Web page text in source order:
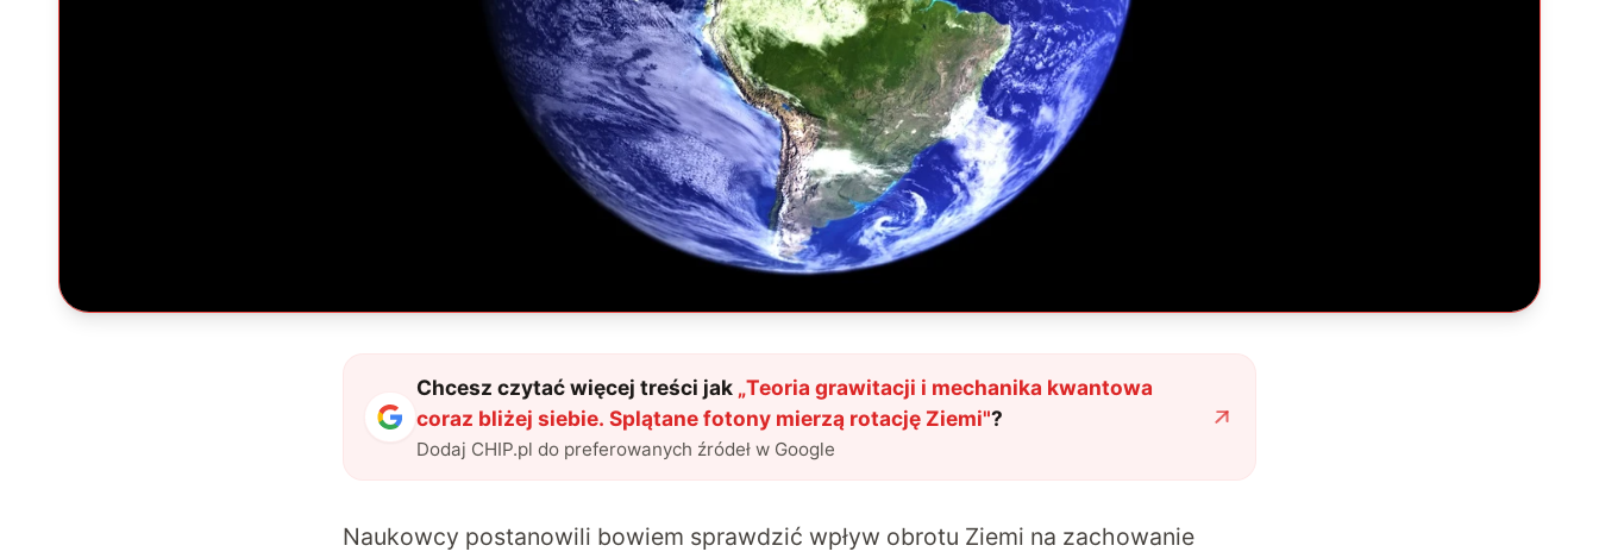
Chcesz czytać więcej treści jak „Teoria grawitacji i mechanika kwantowa
coraz bliżej siebie. Splątane fotony mierzą rotację Ziemi"?
Dodaj CHIP.pl do preferowanych źródeł w Google
Naukowcy postanowili bowiem sprawdzić wpływ obrotu Ziemi na zachowanie